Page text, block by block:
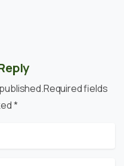
fields
*